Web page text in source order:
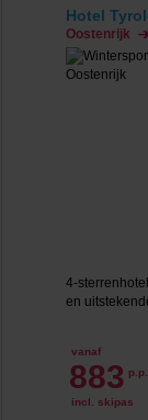
Hotel
Oostenrijk
4-
en
vanaf
883 p.p.
incl. skipas